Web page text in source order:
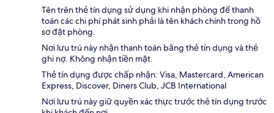
Tên trên thẻ tín dụng sử dụng khi nhận phòng để thanh
toán các chi phí phát sinh phải là tên khách chính trong hồ
sơ đặt phòng.
Nơi lưu trú này nhận thanh toán bằng thẻ tín dụng và thẻ
ghi nợ. Không nhận tiền mặt.
Thẻ tín dụng được chấp nhận: Visa, Mastercard, American
Express, Discover, Diners Club, JCB International
Nơi lưu trú này giữ quyền xác thực trước thẻ tín dụng trước